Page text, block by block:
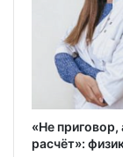
«Не приговор,
расчёт»: